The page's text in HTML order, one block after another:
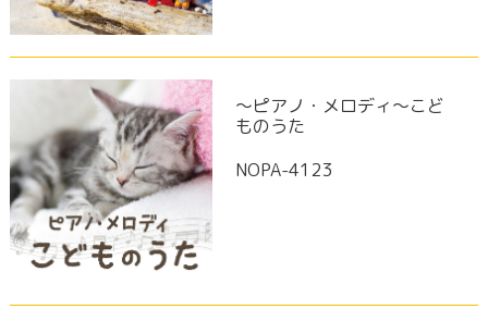
～ピアノ・メロディ～こど
ものうた
NOPA-4123